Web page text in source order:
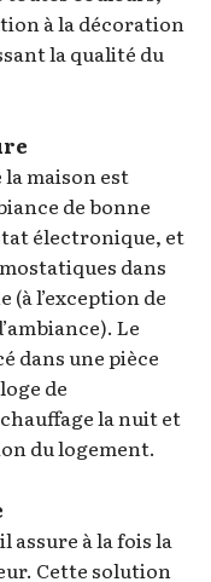
à la décoration
la qualité du
maison est
de bonne
électronique, et
dans
(à l’exception de
Le
dans une pièce
de
la nuit et
du logement.
assure à la fois la
Cette solution